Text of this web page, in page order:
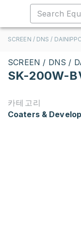
SCREEN / DNS /
SCREEN / DNS /
SK-200W-
카테고리
Coaters &